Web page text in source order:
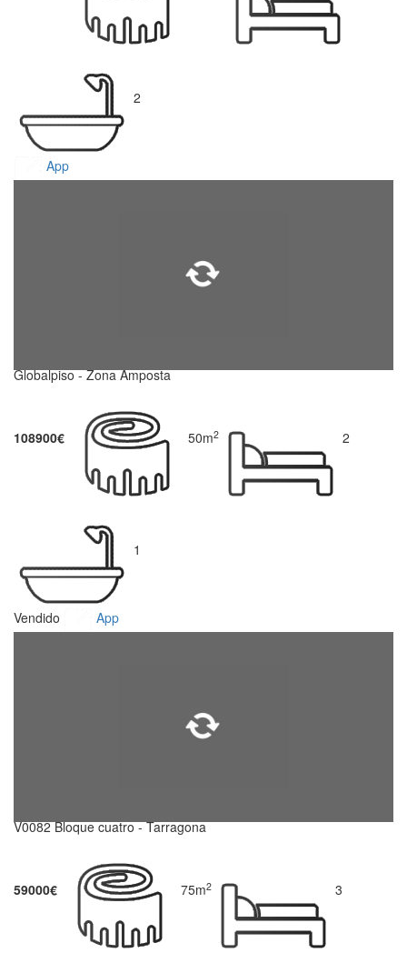
2
App
Globalpiso - Zona Amposta
108900€ 50m2 2
1
Vendido App
V0082 Bloque cuatro - Tarragona
59000€ 75m2 3